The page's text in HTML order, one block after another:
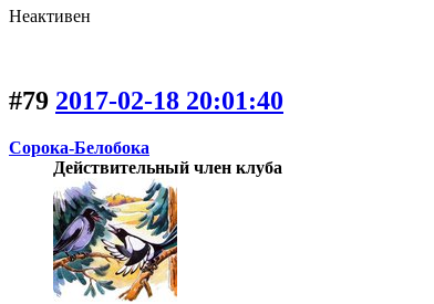
Неактивен
#79 2017-02-18 20:01:40
Сорока-Белобока
Действительный член клуба